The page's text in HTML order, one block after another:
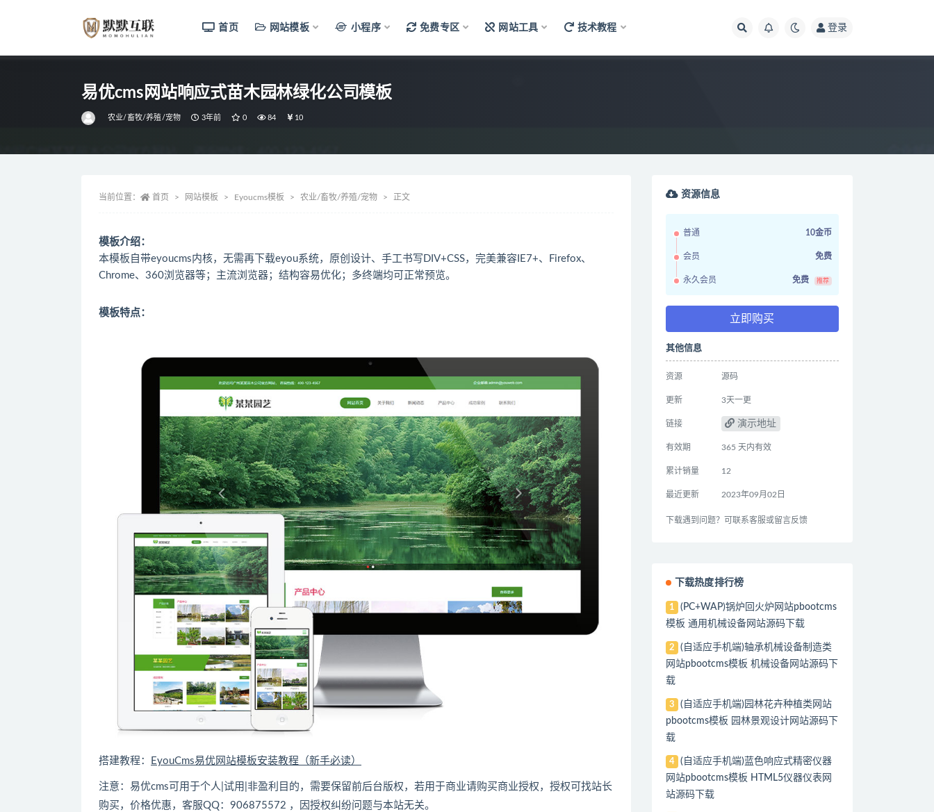
首页 网站模板 小程序 免费专区 网站工具 技术教程 登录
易优cms网站响应式苗木园林绿化公司模板
农业/畜牧/养殖/宠物 3年前 0 84 10
当前位置： 首页 网站模板 Eyoucms模板 农业/畜牧/养殖/宠物 正文
模板介绍：
本模板自带eyoucms内核，无需再下载eyou系统，原创设计、手工书写DIV+CSS，完美兼容IE7+、Firefox、
Chrome、360浏览器等；主流浏览器；结构容易优化；多终端均可正常预览。
模板特点：
搭建教程： EyouCms易优网站模板安装教程（新手必读）
注意：易优cms可用于个人|试用|非盈利目的，需要保留前后台版权，若用于商业请购买商业授权，授权可找站长
购买，价格优惠，客服QQ：906875572 ，因授权纠纷问题与本站无关。
资源信息
普通 10金币
会员 免费
永久会员 免费 推荐
立即购买
其他信息
资源 源码
更新 3天一更
链接 演示地址
有效期 365 天内有效
累计销量 12
最近更新 2023年09月02日
下载遇到问题？可联系客服或留言反馈
下载热度排行榜
1
(PC+WAP)锅炉回火炉网站pbootcms
模板 通用机械设备网站源码下载
2
(自适应手机端)轴承机械设备制造类
网站pbootcms模板 机械设备网站源码下
载
3
(自适应手机端)园林花卉种植类网站
pbootcms模板 园林景观设计网站源码下
载
4
(自适应手机端)蓝色响应式精密仪器
网站pbootcms模板 HTML5仪器仪表网
站源码下载